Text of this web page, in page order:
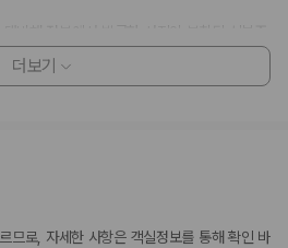
금으로 보증금이 필요할 수 있습니다.
용 상황에 따라 제공 여부가 달라질 수 있으
산화탄소 감지기, 소화기, 연기 감지기, 보안
적합하지 않을 수 있는 발코니, 파티오, 테라
다. 이 부분이 염려되시면 도착 전에 숙박 시
더보기
므로, 자세한 사항은 객실정보를 통해 확인 바